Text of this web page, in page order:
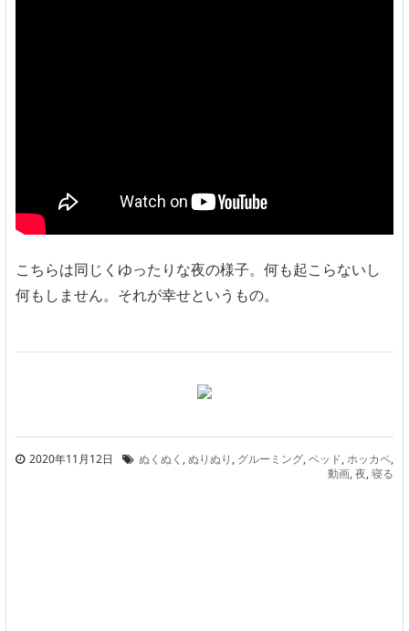
こちらは同じくゆったりな夜の様子。何も起こらないし
何もしません。それが幸せというもの。
2020年11月12日 ぬくぬく ,ぬりぬり , グルーミング,ベッド,ホッカペ,
動画,夜,寝る